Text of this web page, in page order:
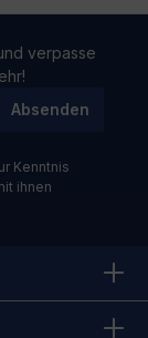
verpasse
Absenden
Kenntnis
ihnen